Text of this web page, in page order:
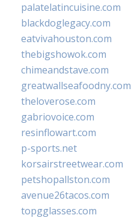
palatelatincuisine.com
blackdoglegacy.com
eatvivahouston.com
thebigshowok.com
chimeandstave.com
greatwallseafoodny.com
theloverose.com
gabriovoice.com
resinflowart.com
p-sports.net
korsairstreetwear.com
petshopallston.com
avenue26tacos.com
topgglasses.com